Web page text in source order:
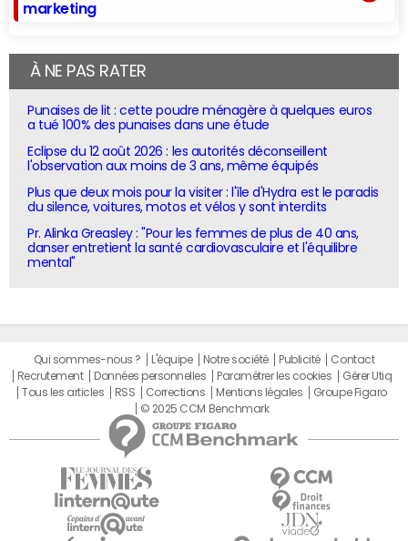
marketing
À NE PAS RATER
Punaises de lit : cette poudre ménagère à quelques euros
a tué 100% des punaises dans une étude
Eclipse du 12 août 2026 : les autorités déconseillent
l'observation aux moins de 3 ans, même équipés
Plus que deux mois pour la visiter : l'île d'Hydra est le paradis
du silence, voitures, motos et vélos y sont interdits
Pr. Alinka Greasley : "Pour les femmes de plus de 40 ans,
danser entretient la santé cardiovasculaire et l'équilibre
mental"
Qui sommes-nous ? L'équipe Notre société Publicité
Contact
Recrutement
Données personnelles Paramétrer les cookies
Gérer Utiq
Tous les articles
RSS Corrections Mentions légales
Groupe Figaro
© 2025 CCM Benchmark